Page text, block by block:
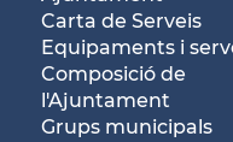
Carta de Serveis
Equipaments i
Composició de
l'Ajuntament
Grups municipals